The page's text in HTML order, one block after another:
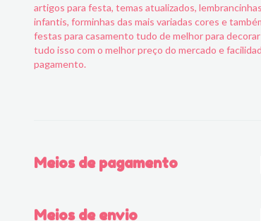
artigos para festa, temas atualizados,
infantis, forminhas das mais variadas cores e
festas para casamento tudo de melhor para
tudo isso com o melhor preço do mercado e
pagamento.
Meios de pagamento
Meios de envio